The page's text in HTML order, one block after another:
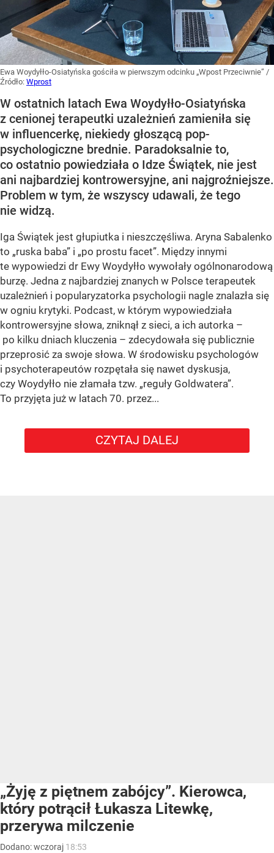
Ewa Woydyłło-Osiatyńska gościła w pierwszym odcinku „Wpost Przeciwnie” /
Źródło: Wprost
W ostatnich latach Ewa Woydyłło-Osiatyńska
z cenionej terapeutki uzależnień zamieniła się
w influencerkę, niekiedy głoszącą pop-
psychologiczne brednie. Paradoksalnie to,
co ostatnio powiedziała o Idze Świątek, nie jest
ani najbardziej kontrowersyjne, ani najgroźniejsze.
Problem w tym, że wszyscy udawali, że tego
nie widzą.
Iga Świątek jest głupiutka i nieszczęśliwa. Aryna Sabalenko
to „ruska baba” i „po prostu facet”. Między innymi
te wypowiedzi dr Ewy Woydyłło wywołały ogólnonarodową
burzę. Jedna z najbardziej znanych w Polsce terapeutek
uzależnień i popularyzatorka psychologii nagle znalazła się
w ogniu krytyki. Podcast, w którym wypowiedziała
kontrowersyjne słowa, zniknął z sieci, a ich autorka –
po kilku dniach kluczenia – zdecydowała się publicznie
przeprosić za swoje słowa. W środowisku psychologów
i psychoterapeutów rozpętała się nawet dyskusja,
czy Woydyłło nie złamała tzw. „reguły Goldwatera”.
To przyjęta już w latach 70. przez...
CZYTAJ DALEJ
„Żyję z piętnem zabójcy”. Kierowca,
który potrącił Łukasza Litewkę,
przerywa milczenie
Dodano:wczoraj 18:53